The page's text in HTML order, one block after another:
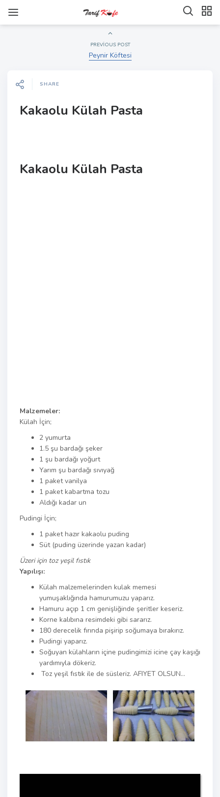
PREVIOUS POST
Peynir Köftesi
SHARE
Kakaolu Külah Pasta
Kakaolu Külah Pasta
Malzemeler:
Külah İçin;
2 yumurta
1.5 şu bardağı şeker
1 şu bardağı yoğurt
Yarım şu bardağı sıvıyağ
1 paket vanilya
1 paket kabartma tozu
Aldığı kadar un
Pudingi İçin;
1 paket hazır kakaolu puding
Süt (puding üzerinde yazan kadar)
Üzeri için toz yeşil fıstık
Yapılışı:
Külah malzemelerinden kulak memesi
yumuşaklığında hamurumuzu yaparız.
Hamuru açıp 1 cm genişliğinde şeritler keseriz.
Korne kalıbına resimdeki gibi sararız.
180 derecelik fırında pişirip soğumaya bırakırız.
Pudingi yaparız.
Soğuyan külahların içine pudingimizi icine çay kaşığı
yardımıyla dökeriz.
Toz yeşil fıstık ile de süsleriz. AFIYET OLSUN…